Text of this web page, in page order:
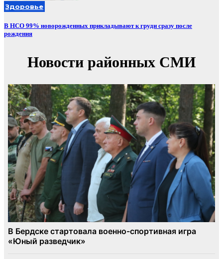
Здоровье
В НСО 99% новорожденных прикладывают к груди сразу после
рождения